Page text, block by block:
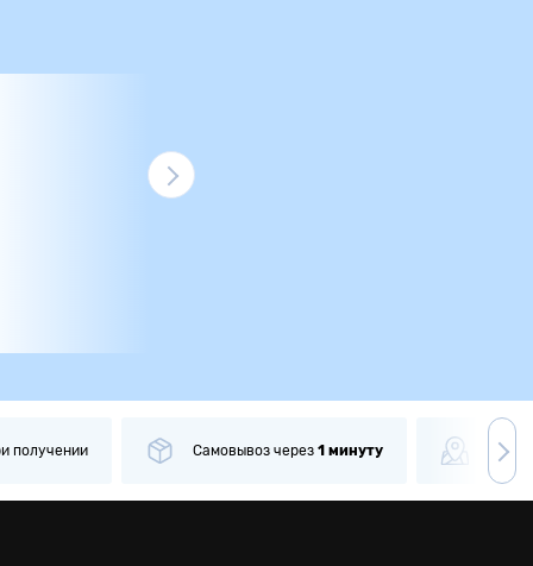
получении Самовывоз через 1 минуту Более